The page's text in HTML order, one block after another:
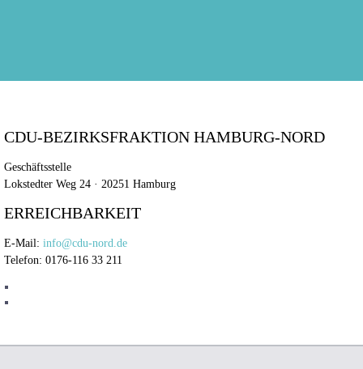
CDU-BEZIRKSFRAKTION HAMBURG-NORD
Geschäftsstelle
Lokstedter Weg 24 · 20251 Hamburg
ERREICHBARKEIT
E-Mail: info@cdu-nord.de
Telefon: 0176-116 33 211